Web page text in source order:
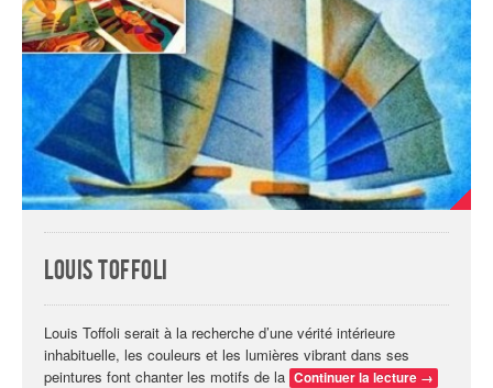
Louis Toffoli
Louis Toffoli serait à la recherche d’une vérité intérieure
inhabituelle, les couleurs et les lumières vibrant dans ses
peintures font chanter les motifs de la Continuer la lecture →